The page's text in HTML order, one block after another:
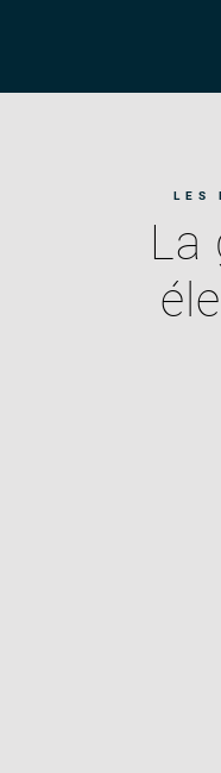
LES
La